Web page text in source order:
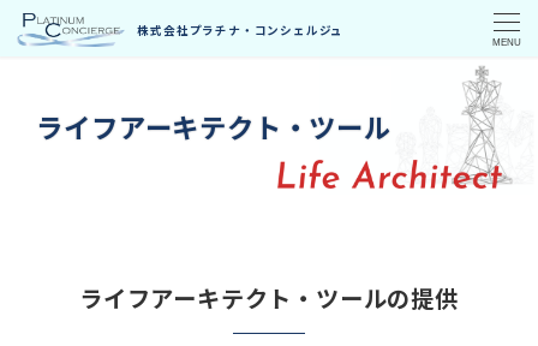
MENU
ライフアーキテクト・ツール
ライフアーキテクト・ツールの提供